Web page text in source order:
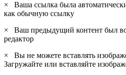
×
Ваша ссылка была
как обычную ссылку
×
Ваш предыдущий контент был
редактор
×
Вы не можете вставлять
Загружайте или вставляйте